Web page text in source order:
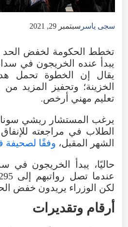
سجى ياسر سبتمبر 29, 2021
تخطط الحكومة لخفض الحد
يبدأ عنده الخريجون في
يقال إن الخطوة تحمل
الخزينة؛ وتحفيز المزيد
تعليم مهني أرخص.
يرغب المستشار ريشي
الطلاب في مراجعته
الشهر المقبل، وفقًا لصحيفة
حاليًا، يبدأ الخريجون في
لكن الوزراء يريدون خفض
أرقام وتقديرات